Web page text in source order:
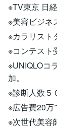
※TV東京 日
※美容ビジネ
※カラリスト
※コンテスト
※UNIQLOコ
加。
※診断人数５
※広告費20万
※次世代美容